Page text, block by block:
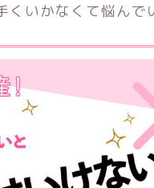
くいかなくて悩んで